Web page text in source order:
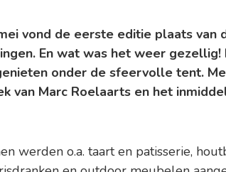
vond de eerste editie plaats van
En wat was het weer
onder de sfeervolle tent.
van Marc Roelaarts en het
werden o.a. taart en patisserie,